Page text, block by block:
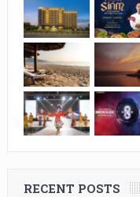
RECENT POSTS